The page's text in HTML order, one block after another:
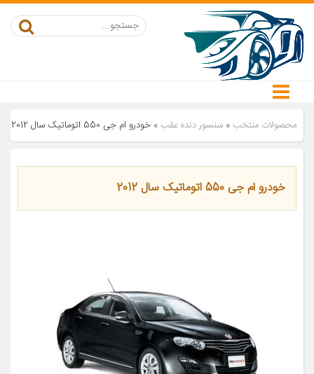
محصولات منتخب » سنسور دنده عقب » خودرو ام جی 550 اتوماتیک سال 2012
خودرو ام جی 550 اتوماتیک سال 2012